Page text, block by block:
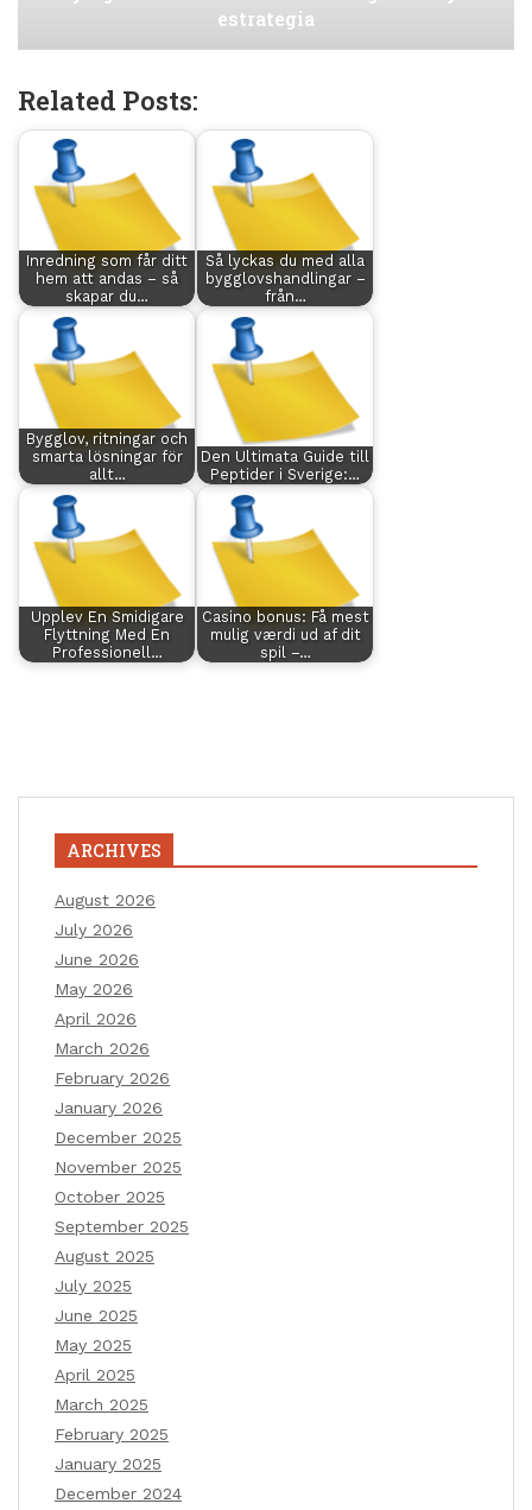
estrategia
Related Posts:
Inredning som får ditt
hem att andas – så
skapar du…
Så lyckas du med alla
bygglovshandlingar –
från…
Bygglov, ritningar och
smarta lösningar för
allt…
Den Ultimata Guide till
Peptider i Sverige:…
Upplev En Smidigare
Flyttning Med En
Professionell…
Casino bonus: Få mest
mulig værdi ud af dit
spil –…
ARCHIVES
August 2026
July 2026
June 2026
May 2026
April 2026
March 2026
February 2026
January 2026
December 2025
November 2025
October 2025
September 2025
August 2025
July 2025
June 2025
May 2025
April 2025
March 2025
February 2025
January 2025
December 2024